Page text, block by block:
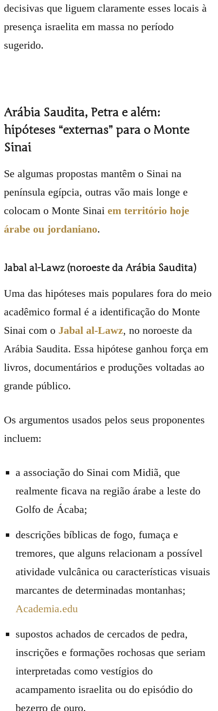
decisivas que liguem claramente esses locais à
presença israelita em massa no período
sugerido.
Arábia Saudita, Petra e além:
hipóteses “externas” para o Monte
Sinai
Se algumas propostas mantêm o Sinai na
península egípcia, outras vão mais longe e
colocam o Monte Sinai em território hoje
árabe ou jordaniano.
Jabal al-Lawz (noroeste da Arábia Saudita)
Uma das hipóteses mais populares fora do meio
acadêmico formal é a identificação do Monte
Sinai com o Jabal al-Lawz, no noroeste da
Arábia Saudita. Essa hipótese ganhou força em
livros, documentários e produções voltadas ao
grande público.
Os argumentos usados pelos seus proponentes
incluem:
a associação do Sinai com Midiã, que
realmente ficava na região árabe a leste do
Golfo de Ácaba;
descrições bíblicas de fogo, fumaça e
tremores, que alguns relacionam a possível
atividade vulcânica ou características visuais
marcantes de determinadas montanhas;
Academia.edu
supostos achados de cercados de pedra,
inscrições e formações rochosas que seriam
interpretadas como vestígios do
acampamento israelita ou do episódio do
bezerro de ouro.